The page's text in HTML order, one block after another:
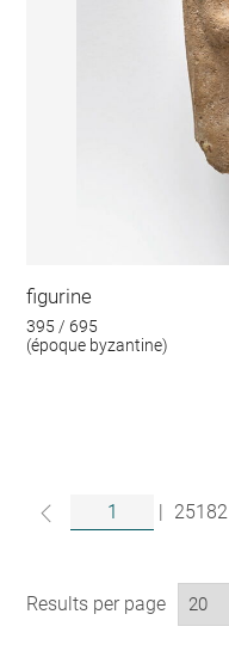
figurine
395 / 695
(époque byzantine)
| 25182
Results per page